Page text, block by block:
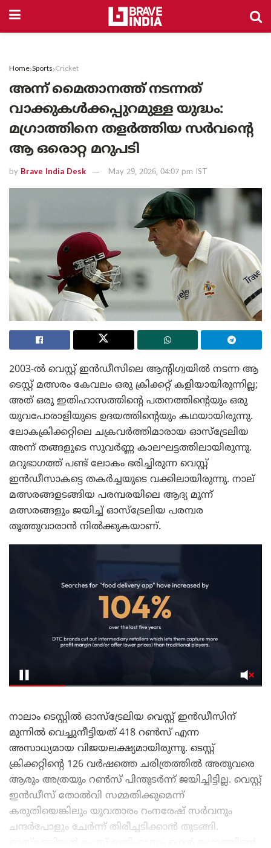
Home Sports Cricket
അന്ന് മൈതാനത്ത് നടന്നത്
വാക്കുകൾക്കപ്പുറമുള്ള യുദ്ധം:
മഗ്രാത്തിനെ തളർത്തിയ സർവന്റെ
ആ ഒരൊറ്റ മറുപടി
by Brave India Desk May 29, 2026, 04:07 pm IST
2003-ൽ വെസ്റ്റ് ഇൻഡീസിലെ ആന്റിഗ്വയിൽ നടന്ന ആ
ടെസ്റ്റ് മത്സരം കേവലം ഒരു ക്രിക്കറ്റ് കളിയായിരുന്നില്ല;
അത് ഒരു ഇതിഹാസത്തിന്റെ പതനത്തിന്റെയും ഒരു
യുവപോരാളിയുടെ ഉദയത്തിന്റെയും കഥയായിരുന്നു.
ലോകക്രിക്കറ്റിലെ ചക്രവർത്തിമാരായ ഓസ്‌ട്രേലിയ
അന്ന് തങ്ങളുടെ സുവർണ്ണ കാലഘട്ടത്തിലായിരുന്നു.
മറുഭാഗത്ത് പണ്ട് ലോകം ഭരിച്ചിരുന്ന വെസ്റ്റ്
ഇൻഡീസാകട്ടെ തകർച്ചയുടെ വക്കിലായിരുന്നു. നാല്
മത്സരങ്ങളടങ്ങിയ പരമ്പരയിലെ ആദ്യ മൂന്ന്
മത്സരങ്ങളും ജയിച്ച് ഓസ്‌ട്രേലിയ പരമ്പര
തൂത്തുവാരാൻ നിൽക്കുകയാണ്.
നാലാം ടെസ്റ്റിൽ ഓസ്‌ട്രേലിയ വെസ്റ്റ് ഇൻഡീസിന്
മുന്നിൽ വെച്ചുനീട്ടിയത് 418 റൺസ് എന്ന
അസാധ്യമായ വിജയലക്ഷ്യമായിരുന്നു. ടെസ്റ്റ്
ക്രിക്കറ്റിന്റെ 126 വർഷത്തെ ചരിത്രത്തിൽ അതുവരെ
ആരും അത്രയും റൺസ് പിന്തുടർന്ന് ജയിച്ചിട്ടില്ല. വെസ്റ്റ്
ഇൻഡീസ് തോൽവി സമ്മതിക്കുമെന്ന്
കരുതിയെങ്കിലും യുവതാരം റംനരേഷ് സർവനും
ചന്ദർപോളും ചേർന്ന് തിരിച്ചടിക്കാൻ തുടങ്ങി.